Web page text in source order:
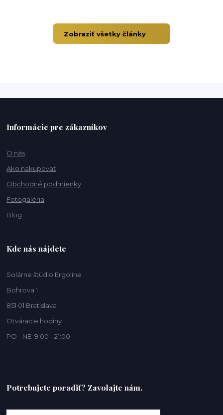
Zobraziť všetky články
Informácie pre zákazníkov
O nás
Ako nakupovať
Obchodné podmienky
Fotogaléria
Blog
Kde nás nájdete
Solárne štúdio Ergoline
Bohrova 1
851 01 Bratislava
Otváracie hodiny
PO - NE 9:00 - 21:00
Potrebujete poradiť? Zavolajte nám.